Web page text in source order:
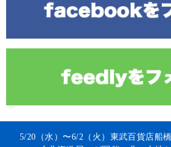
5/20（水）〜6/2（火）東武百貨店船